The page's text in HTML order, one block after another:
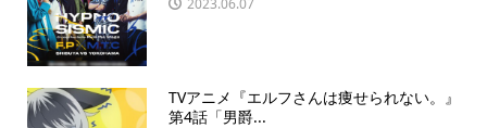
2023.06.07
TVアニメ『エルフさんは痩せられない。』
第4話「男爵...